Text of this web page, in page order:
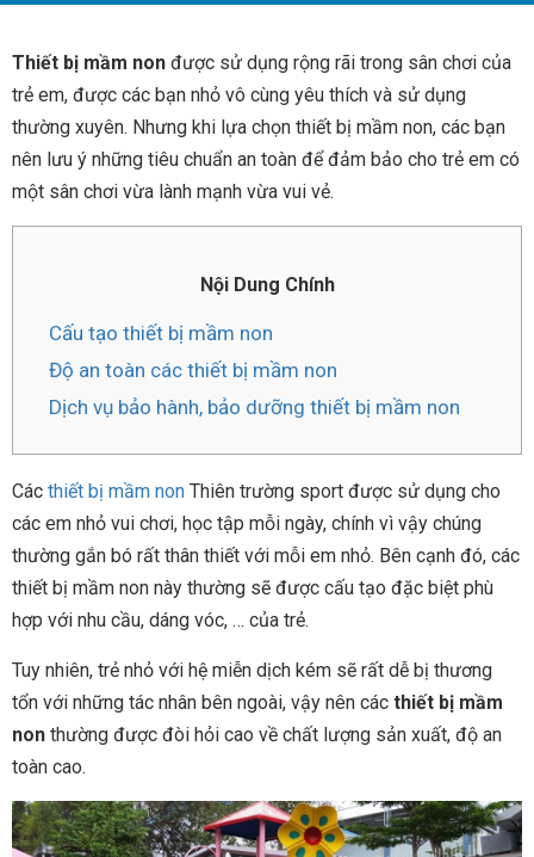
Thiết bị mầm non được sử dụng rộng rãi trong sân chơi của
trẻ em, được các bạn nhỏ vô cùng yêu thích và sử dụng
thường xuyên. Nhưng khi lựa chọn thiết bị mầm non, các bạn
nên lưu ý những tiêu chuẩn an toàn để đảm bảo cho trẻ em có
một sân chơi vừa lành mạnh vừa vui vẻ.
Nội Dung Chính
Cấu tạo thiết bị mầm non
Độ an toàn các thiết bị mầm non
Dịch vụ bảo hành, bảo dưỡng thiết bị mầm non
Các thiết bị mầm non Thiên trường sport được sử dụng cho
các em nhỏ vui chơi, học tập mỗi ngày, chính vì vậy chúng
thường gắn bó rất thân thiết với mỗi em nhỏ. Bên cạnh đó, các
thiết bị mầm non này thường sẽ được cấu tạo đặc biệt phù
hợp với nhu cầu, dáng vóc, … của trẻ.
Tuy nhiên, trẻ nhỏ với hệ miễn dịch kém sẽ rất dễ bị thương
tổn với những tác nhân bên ngoài, vậy nên các thiết bị mầm
non thường được đòi hỏi cao về chất lượng sản xuất, độ an
toàn cao.